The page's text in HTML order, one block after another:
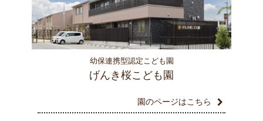
幼保連携型認定こども園
げんき桜こども園
園のページはこちら